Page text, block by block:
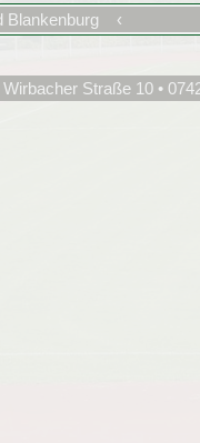
Blankenburg ‹
Straße 10 •